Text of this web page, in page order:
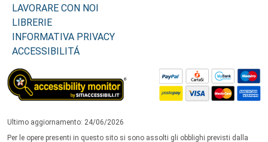
LAVORARE CON NOI
LIBRERIE
INFORMATIVA PRIVACY
ACCESSIBILITÁ
Ultimo aggiornamento: 24/06/2026
Per le opere presenti in questo sito si sono assolti gli obblighi previsti dalla